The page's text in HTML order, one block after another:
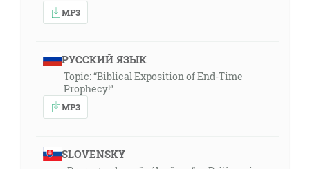
MP3
РУССКИЙ ЯЗЫК
Topic: “Biblical Exposition of End-Time
Prophecy!”
MP3
SLOVENSKY